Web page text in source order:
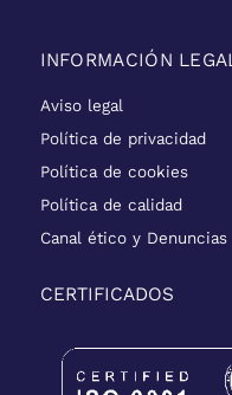
INFORMACIÓN LEGAL
Aviso legal
Política de privacidad
Política de cookies
Política de calidad
Canal ético y Denuncias
CERTIFICADOS